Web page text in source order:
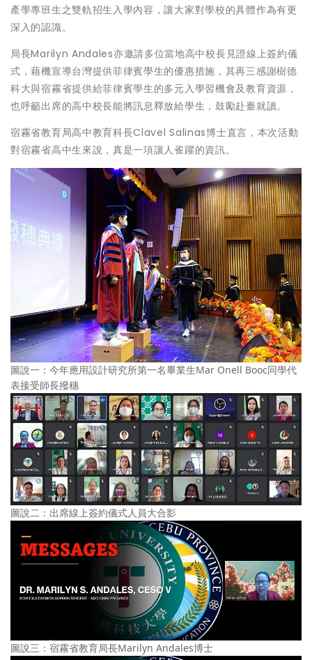
產學專班生之雙軌招生入學內容，讓大家對學校的具體作為有更
深入的認識。
局長Marilyn Andales亦邀請多位當地高中校長見證線上簽約儀
式，藉機宣導台灣提供菲律賓學生的優惠措施，其再三感謝樹德
科大與宿霧省提供給菲律賓學生的多元入學習機會及教育資源，
也呼籲出席的高中校長能將訊息釋放給學生，鼓勵赴臺就讀。
宿霧省教育局高中教育科長Clavel Salinas博士直言，本次活動
對宿霧省高中生來說，真是一項讓人雀躍的資訊。
圖說一：今年應用設計研究所第一名畢業生Mar Onell Booc同學代
表接受師長撥穗
圖說二：出席線上簽約儀式人員大合影
圖說三：宿霧省教育局長Marilyn Andales博士